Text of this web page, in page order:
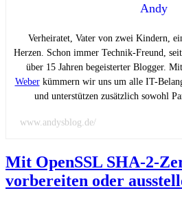
Andy
Verheiratet, Vater von zwei Kindern,
Herzen. Schon immer Technik-Freund,
über 15 Jahren begeisterter Blogger.
Weberkümmern wir uns um alle IT-
und unterstützen zusätzlich sowohl
www.andysblog.de/
Mit OpenSSL SHA-2-
vorbereiten oder